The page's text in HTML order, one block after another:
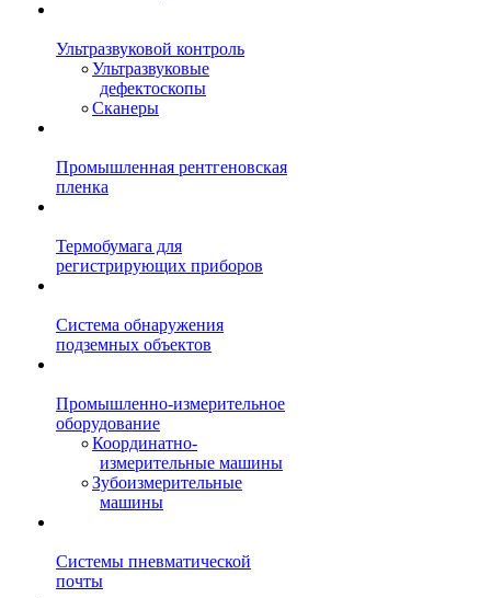
Ультразвуковой контроль
Ультразвуковые
дефектоскопы
Сканеры
Промышленная рентгеновская
пленка
Термобумага для
регистрирующих приборов
Система обнаружения
подземных объектов
Промышленно-измерительное
оборудование
Координатно-
измерительные машины
Зубоизмерительные
машины
Системы пневматической
почты